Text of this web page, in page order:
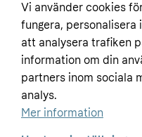
Customer service
Terms & conditions
Privacy policy
Tracking technology
Business
Sell with Klarna
Contact us
Global
Vi använder cookies
fungera, personalisera
att analysera trafiken
information om din
partners inom sociala
analys.
Mer information